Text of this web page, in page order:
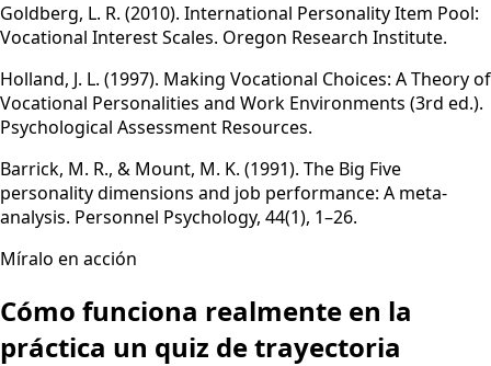
Goldberg, L. R. (2010). International Personality Item Pool:
Vocational Interest Scales. Oregon Research Institute.
Holland, J. L. (1997). Making Vocational Choices: A Theory of
Vocational Personalities and Work Environments (3rd ed.).
Psychological Assessment Resources.
Barrick, M. R., & Mount, M. K. (1991). The Big Five
personality dimensions and job performance: A meta-
analysis. Personnel Psychology, 44(1), 1–26.
Míralo en acción
Cómo funciona realmente en la
práctica un quiz de trayectoria